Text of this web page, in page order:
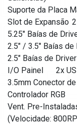
Suporte da Placa
Slot de Expansão 2
5.25" Baías de
2.5" / 3.5" Baías
2.5" Baías de
I/O Painel
2x
3.5mm Conector
Controlador RGB
Vent. Pre-
(Velocidade: